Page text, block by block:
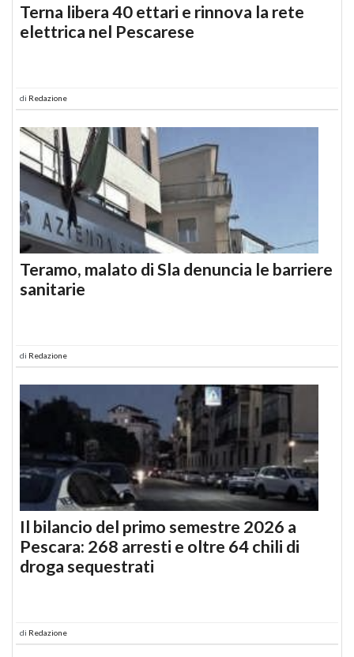
Terna libera 40 ettari e rinnova la rete
elettrica nel Pescarese
di Redazione
Teramo, malato di Sla denuncia le barriere
sanitarie
di Redazione
Il bilancio del primo semestre 2026 a
Pescara: 268 arresti e oltre 64 chili di
droga sequestrati
di Redazione